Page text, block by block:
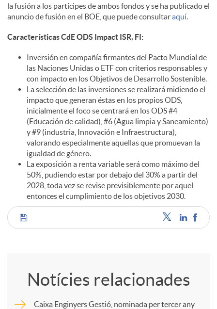
la fusión a los partícipes de ambos fondos y se ha publicado el
anuncio de fusión en el BOE, que puede consultaraquí.
Características CdE ODS Impact ISR, FI:
Inversión en compañía firmantes del Pacto Mundial de
las Naciones Unidas o ETF con criterios responsables y
con impacto en los Objetivos de Desarrollo Sostenible.
La selección de las inversiones se realizará midiendo el
impacto que generan éstas en los propios ODS,
inicialmente el foco se centrará en los ODS #4
(Educación de calidad), #6 (Agua limpia y Saneamiento)
y #9 (industria, Innovación e Infraestructura),
valorando especialmente aquellas que promuevan la
igualdad de género.
La exposición a renta variable será como máximo del
50%, pudiendo estar por debajo del 30% a partir del
2028, toda vez se revise previsiblemente por aquel
entonces el cumplimiento de los objetivos 2030.
C
Notícies relacionades
Caixa Enginyers Gestió, nominada per tercer any